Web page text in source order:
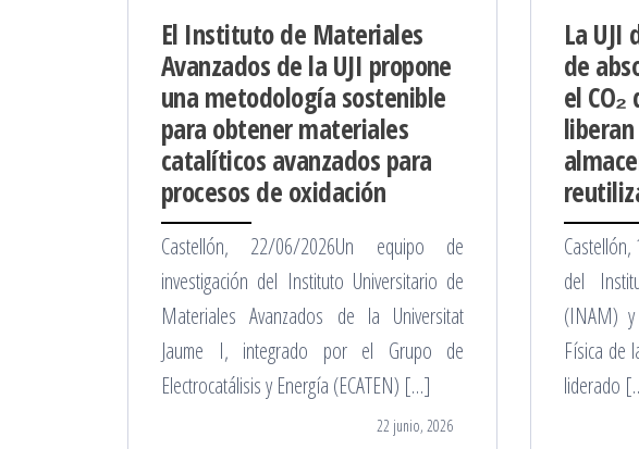
El Instituto de Materiales
Avanzados de la UJI propone
una metodología sostenible
para obtener materiales
catalíticos avanzados para
procesos de oxidación
Castellón, 22/06/2026Un equipo de
investigación del Instituto Universitario de
Materiales Avanzados de la Universitat
Jaume I, integrado por el Grupo de
Electrocatálisis y Energía (ECATEN) […]
22 junio, 2026
La UJI
de
el
del
(INAM)
Física de
liderado